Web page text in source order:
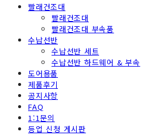
빨래건조대
빨래건조대
빨래건조대 부속품
수납선반
수납선반 세트
수납선반 하드웨어 & 부속
도어용품
제품후기
공지사항
FAQ
1:1문의
등업 신청 게시판